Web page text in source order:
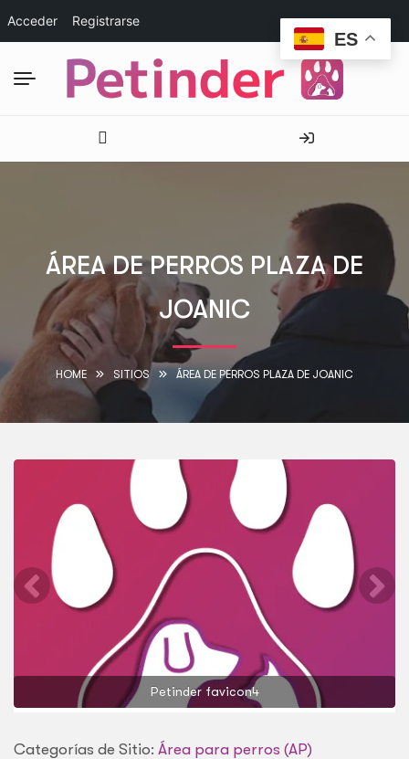
Acceder Registrarse
ÁREA DE PERROS PLAZA DE
JOANIC
HOME SITIOS ÁREA DE PERROS PLAZA DE JOANIC
Petinder favicon4
Categorías de Sitio: Área para perros (AP)
ES